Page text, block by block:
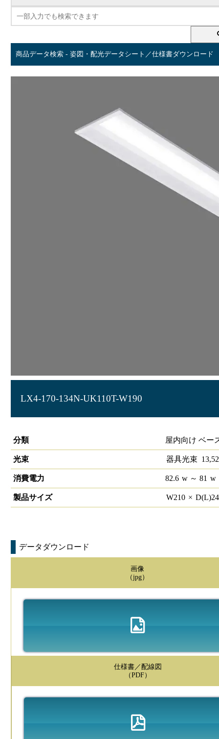
商品データ検索 - 姿図・配光データシート／仕様書ダウンロード
LX4-170-134N-UK110T-W190
分類
屋内向け ベー
光束 器具光束
消費電力 82.6 w～ 81 w
製品サイズ W210 × D(L)
データダウンロード
画像
（jpg）
仕様書／配線図
（PDF）